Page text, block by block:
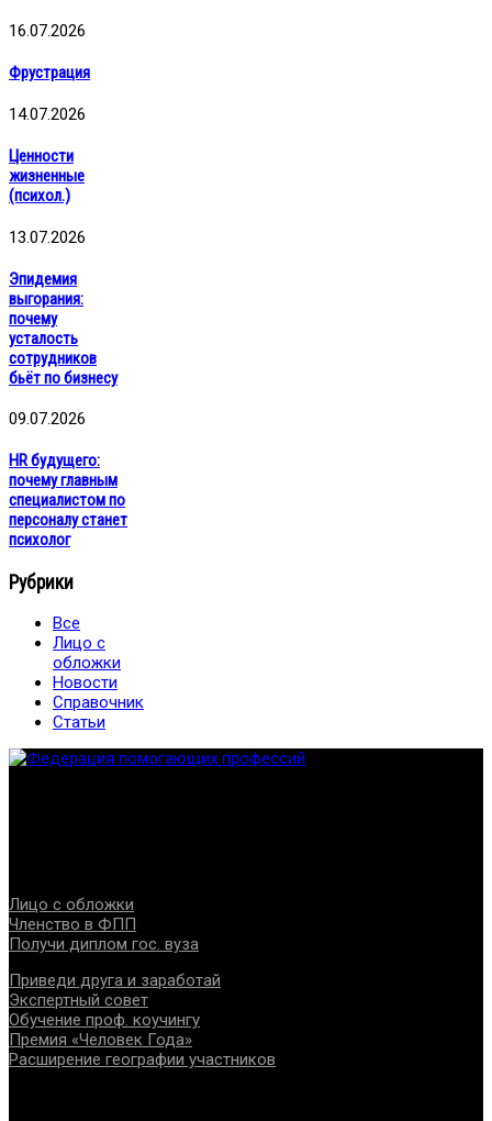
16.07.2026
Фрустрация
14.07.2026
Ценности
жизненные
(психол.)
13.07.2026
Эпидемия
выгорания:
почему
усталость
сотрудников
бьёт по бизнесу
09.07.2026
HR будущего:
почему главным
специалистом по
персоналу станет
психолог
Рубрики
Все
Лицо с
обложки
Новости
Справочник
Статьи
Лицо с обложки
Членство в ФПП
Получи диплом гос. вуза
Приведи друга и заработай
Экспертный совет
Обучение проф. коучингу
Премия «Человек Года»
Расширение географии участников